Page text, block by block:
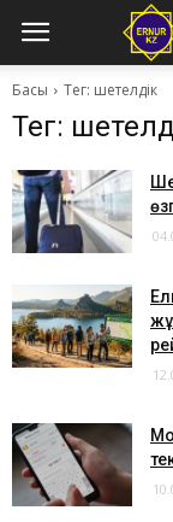
Басы Тег: шетелдік
Тег: